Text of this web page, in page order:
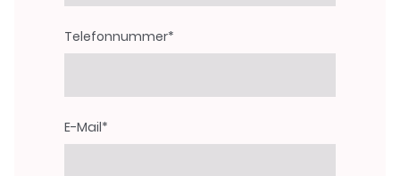
Telefonnummer*
E-Mail*